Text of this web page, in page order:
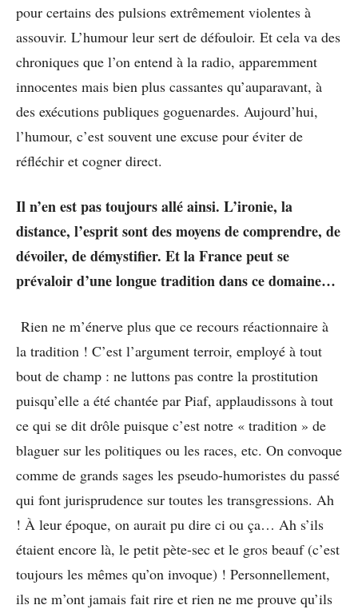
pour certains des pulsions extrêmement violentes à
assouvir. L’humour leur sert de défouloir. Et cela va des
chroniques que l’on entend à la radio, apparemment
innocentes mais bien plus cassantes qu’auparavant, à
des exécutions publiques goguenardes. Aujourd’hui,
l’humour, c’est souvent une excuse pour éviter de
réfléchir et cogner direct.
Il n’en est pas toujours allé ainsi. L’ironie, la
distance, l’esprit sont des moyens de comprendre, de
dévoiler, de démystifier. Et la France peut se
prévaloir d’une longue tradition dans ce domaine…
Rien ne m’énerve plus que ce recours réactionnaire à
la tradition ! C’est l’argument terroir, employé à tout
bout de champ : ne luttons pas contre la prostitution
puisqu’elle a été chantée par Piaf, applaudissons à tout
ce qui se dit drôle puisque c’est notre « tradition » de
blaguer sur les politiques ou les races, etc. On convoque
comme de grands sages les pseudo-humoristes du passé
qui font jurisprudence sur toutes les transgressions. Ah
! À leur époque, on aurait pu dire ci ou ça… Ah s’ils
étaient encore là, le petit pète-sec et le gros beauf (c’est
toujours les mêmes qu’on invoque) ! Personnellement,
ils ne m’ont jamais fait rire et rien ne me prouve qu’ils